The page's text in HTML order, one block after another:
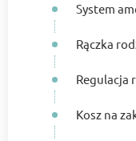
System
Rączka
Regulacja
Kosz na